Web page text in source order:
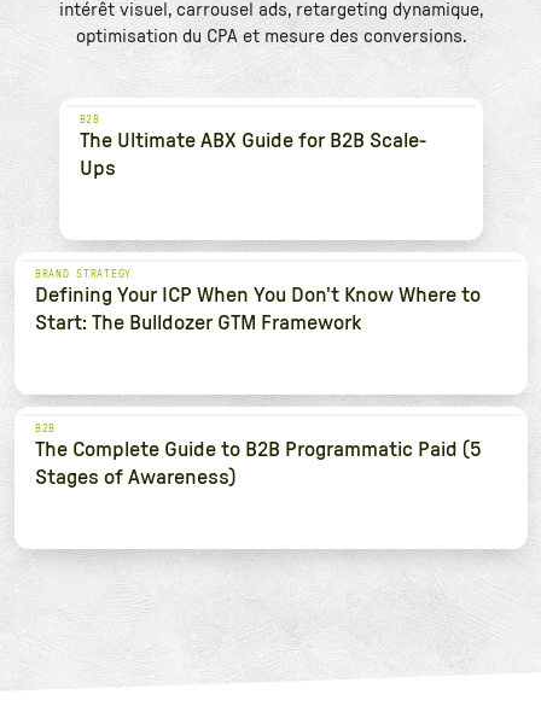
intérêt visuel, carrousel ads, retargeting dynamique,
optimisation du CPA et mesure des conversions.
B2B
The Ultimate ABX Guide for B2B Scale-
Ups
BRAND STRATEGY
Defining Your ICP When You Don't Know Where to
Start: The Bulldozer GTM Framework
B2B
The Complete Guide to B2B Programmatic Paid (5
Stages of Awareness)